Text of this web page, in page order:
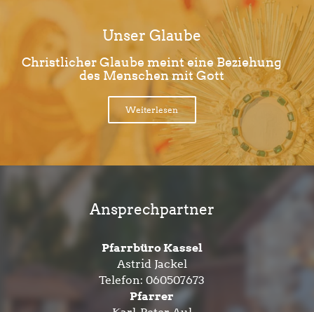
Unser Glaube
Christlicher Glaube meint eine Beziehung
des Menschen mit Gott
Weiterlesen
Ansprechpartner
Pfarrbüro Kassel
Astrid Jackel
Telefon: 060507673
Pfarrer